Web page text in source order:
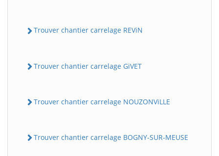
Trouver chantier carrelage REViN
Trouver chantier carrelage GiVET
Trouver chantier carrelage NOUZONViLLE
Trouver chantier carrelage BOGNY-SUR-MEUSE